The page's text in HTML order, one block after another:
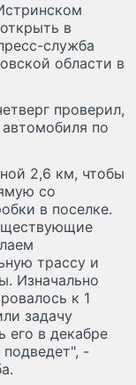
в
служба
области в
проверил,
по
2,6 км, чтобы
со
в поселке.
трассу и
Изначально
к 1
задачу
его в декабре
-